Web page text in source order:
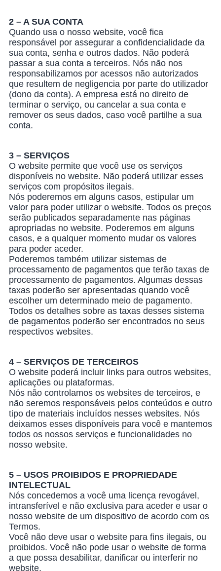
2 – A SUA CONTA
Quando usa o nosso website, você fica
responsável por assegurar a confidencialidade da
sua conta, senha e outros dados. Não poderá
passar a sua conta a terceiros. Nós não nos
responsabilizamos por acessos não autorizados
que resultem de negligencia por parte do utilizador
(dono da conta). A empresa está no direito de
terminar o serviço, ou cancelar a sua conta e
remover os seus dados, caso você partilhe a sua
conta.
3 – SERVIÇOS
O website permite que você use os serviços
disponíveis no website. Não poderá utilizar esses
serviços com propósitos ilegais.
Nós poderemos em alguns casos, estipular um
valor para poder utilizar o website. Todos os preços
serão publicados separadamente nas páginas
apropriadas no website. Poderemos em alguns
casos, e a qualquer momento mudar os valores
para poder aceder.
Poderemos também utilizar sistemas de
processamento de pagamentos que terão taxas de
processamento de pagamentos. Algumas dessas
taxas poderão ser apresentadas quando você
escolher um determinado meio de pagamento.
Todos os detalhes sobre as taxas desses sistema
de pagamentos poderão ser encontrados no seus
respectivos websites.
4 – SERVIÇOS DE TERCEIROS
O website poderá incluir links para outros websites,
aplicações ou plataformas.
Nós não controlamos os websites de terceiros, e
não seremos responsáveis pelos conteúdos e outro
tipo de materiais incluídos nesses websites. Nós
deixamos esses disponíveis para você e mantemos
todos os nossos serviços e funcionalidades no
nosso website.
5 – USOS PROIBIDOS E PROPRIEDADE
INTELECTUAL
Nós concedemos a você uma licença revogável,
intransferível e não exclusiva para aceder e usar o
nosso website de um dispositivo de acordo com os
Termos.
Você não deve usar o website para fins ilegais, ou
proibidos. Você não pode usar o website de forma
a que possa desabilitar, danificar ou interferir no
website.